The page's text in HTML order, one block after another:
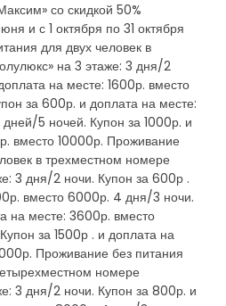
со скидкой 50%
и с 1 октября по 31 октября
для двух человек в
на 3 этаже: 3 дня/2
на месте: 1600р. вместо
за 600р. и доплата на месте:
5 ночей. Купон за 1000р. и
вместо 10000р. Проживание
в трехместном номере
3 дня/2 ночи. Купон за 600р .
вместо 6000р. 4 дня/3 ночи.
на месте: 3600р. вместо
за 1500р . и доплата на
Проживание без питания
номере
3 дня/2 ночи. Купон за 800р. и